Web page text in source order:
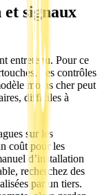
et signaux
entretenu. Pour ce
des contrôles
moins cher peut
difficiles à
sur les
coût pour les
d’installation
recherchez des
par un tiers.